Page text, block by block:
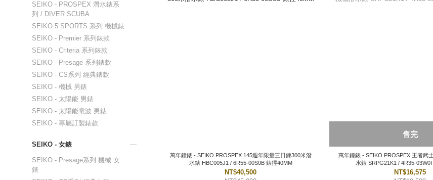
SEIKO - PROSPEX 潛水錶系
列 / DIVER SCUBA
SEIKO 5 SPORTS 系列 機械錶
SEIKO - Premier 系列錶款
SEIKO - Criteria 系列錶款
SEIKO - Presage 系列錶款
SEIKO - CS系列 經典錶款
SEIKO - 機械 男錶
SEIKO - 太陽能 男錶
SEIKO - 太陽能電波 男錶
SEIKO - 專屬訂製錶款
SEIKO - 女錶
SEIKO - Presage系列 機械 女
錶
萬年鐘錶 - SEIKO PROSPEX 145週年限量三日鍊300米潛
水錶 HBC005J1 / 6R55-00S0B 錶徑40MM
NT$40,500
售完
萬年鐘錶 - SEIKO PROSPEX 王者武士陶瓷圈200米機械潛
NT$16,575